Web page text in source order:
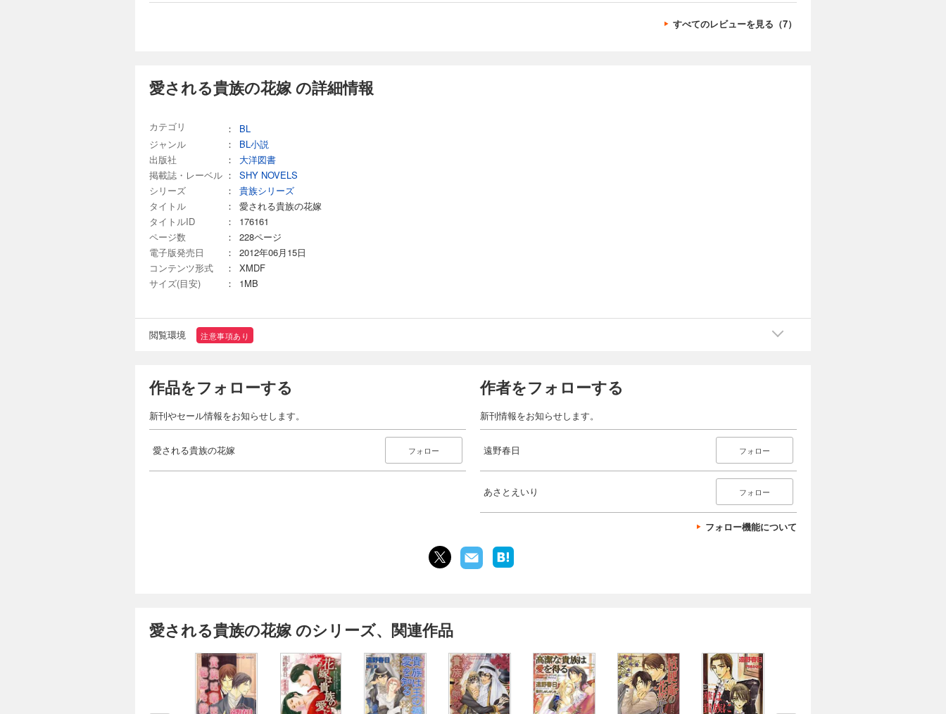
すべてのレビューを見る（7）
愛される貴族の花嫁 の詳細情報
カテゴリ ：
BL
ジャンル
：
BL小説
出版社
：
大洋図書
掲載誌・レーベル ：
SHY NOVELS
シリーズ
：
貴族シリーズ
タイトル
：
愛される貴族の花嫁
タイトルID
：
176161
ページ数
：
228ページ
電子版発売日
：
2012年06月15日
コンテンツ形式
：
XMDF
サイズ(目安)
： 1MB
閲覧環境 注意事項あり
作品をフォローする
新刊やセール情報をお知らせします。
愛される貴族の花嫁 フォロー
作者をフォローする
新刊情報をお知らせします。
遠野春日 フォロー
あさとえいり フォロー
フォロー機能について
愛される貴族の花嫁 のシリーズ、関連作品